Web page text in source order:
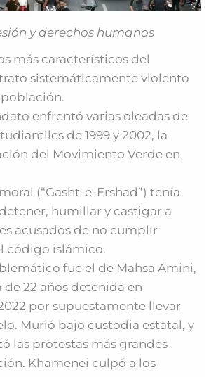
y derechos humanos
más característicos del
sistemáticamente violento
enfrentó varias oleadas de
de 1999 y 2002, la
del Movimiento Verde en
(“Gasht-e-Ershad”) tenía
humillar y castigar a
acusados de no cumplir
código islámico.
fue el de Mahsa Amini,
22 años detenida en
por supuestamente llevar
Murió bajo custodia estatal, y
las protestas más grandes
Khamenei culpó a los